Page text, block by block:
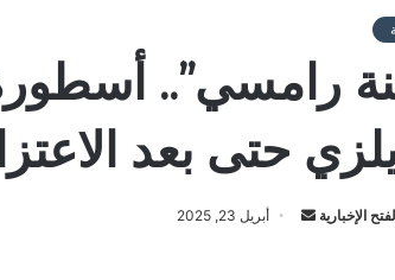
رامسي”..
حتى بعد
الإخبارية
أرسل أبريل 23, 2025